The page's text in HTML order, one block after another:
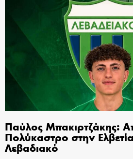
Παύλος Μπακιρτζάκης:
Πολύκαστρο στην
Λεβαδιακό